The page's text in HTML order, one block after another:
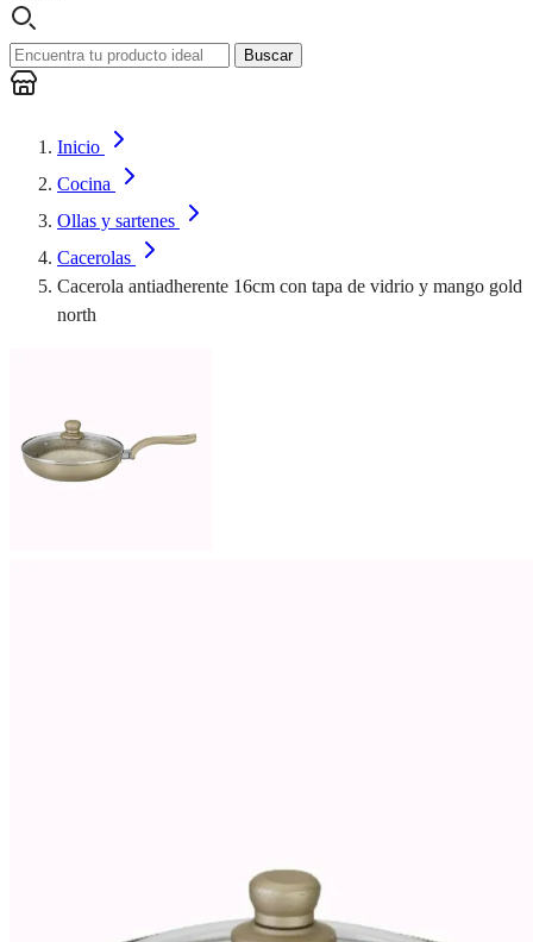
Buscar
Inicio
Cocina
Ollas y sartenes
Cacerolas
Cacerola antiadherente 16cm con tapa de vidrio y mango gold
north